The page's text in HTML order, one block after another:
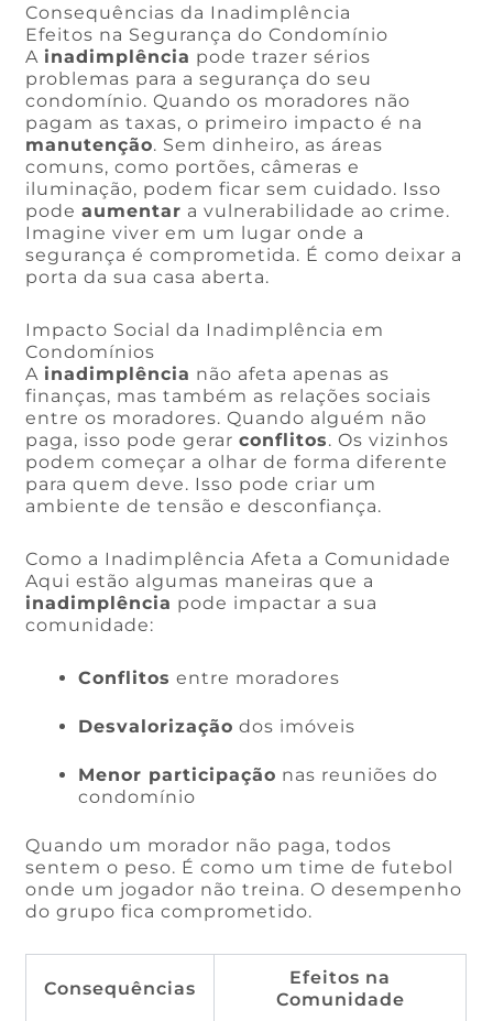
Consequências da Inadimplência
Efeitos na Segurança do Condomínio
A inadimplência pode trazer sérios
problemas para a segurança do seu
condomínio. Quando os moradores não
pagam as taxas, o primeiro impacto é na
manutenção. Sem dinheiro, as áreas
comuns, como portões, câmeras e
iluminação, podem ficar sem cuidado. Isso
podeaumentar a vulnerabilidade ao crime.
Imagine viver em um lugar onde a
segurança é comprometida. É como deixar a
porta da sua casa aberta.
Impacto Social da Inadimplência em
Condomínios
A inadimplência não afeta apenas as
finanças, mas também as relações sociais
entre os moradores. Quando alguém não
paga, isso pode gerarconflitos. Os vizinhos
podem começar a olhar de forma diferente
para quem deve. Isso pode criar um
ambiente de tensão e desconfiança.
Como a Inadimplência Afeta a Comunidade
Aqui estão algumas maneiras que a
inadimplência pode impactar a sua
comunidade:
Conflitos entre moradores
Desvalorização dos imóveis
Menor participação nas reuniões do
condomínio
Quando um morador não paga, todos
sentem o peso. É como um time de futebol
onde um jogador não treina. O desempenho
do grupo fica comprometido.
Consequências
Efeitos na
Comunidade